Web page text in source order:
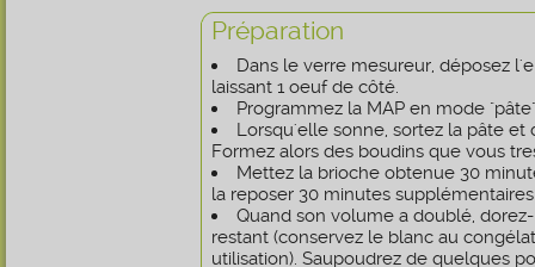
Préparation
Dans le verre mesureur, déposez
laissant 1 oeuf de côté.
Programmez la MAP en mode
Lorsqu'elle sonne, sortez la pâte et
Formez alors des boudins que vous
Mettez la brioche obtenue 30
la reposer 30 minutes
Quand son volume a doublé,
restant (conservez le blanc au
utilisation). Saupoudrez de quelques